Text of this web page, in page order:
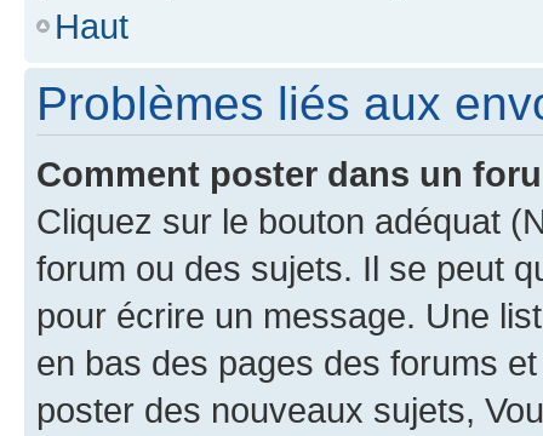
Haut
Problèmes liés aux
Comment poster dans un
Cliquez sur le bouton adéquat
forum ou des sujets. Il se peut
pour écrire un message. Une
en bas des pages des forums
poster des nouveaux sujets,